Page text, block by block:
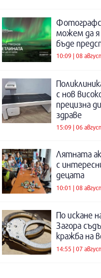
можем да я
бъде
10:09 | 08
с нов
прецизна
здраве
15:09 | 06
Лятната
с
децата
10:01 | 08
По искане
Загора
кражба на
14:55 | 07